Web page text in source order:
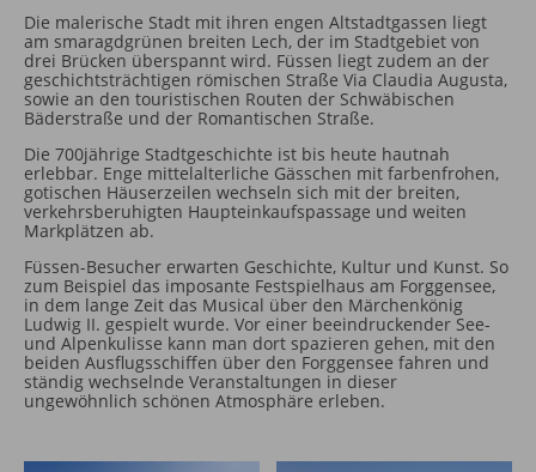
Die malerische Stadt mit ihren engen Altstadtgassen liegt
am smaragdgrünen breiten Lech, der im Stadtgebiet von
drei Brücken überspannt wird. Füssen liegt zudem an der
geschichtsträchtigen römischen Straße Via Claudia Augusta,
sowie an den touristischen Routen der Schwäbischen
Bäderstraße und der Romantischen Straße.
Die 700jährige Stadtgeschichte ist bis heute hautnah
erlebbar. Enge mittelalterliche Gässchen mit farbenfrohen,
gotischen Häuserzeilen wechseln sich mit der breiten,
verkehrsberuhigten Haupteinkaufspassage und weiten
Markplätzen ab.
Füssen-Besucher erwarten Geschichte, Kultur und Kunst. So
zum Beispiel das imposante Festspielhaus am Forggensee,
in dem lange Zeit das Musical über den Märchenkönig
Ludwig II. gespielt wurde. Vor einer beeindruckender See-
und Alpenkulisse kann man dort spazieren gehen, mit den
beiden Ausflugsschiffen über den Forggensee fahren und
ständig wechselnde Veranstaltungen in dieser
ungewöhnlich schönen Atmosphäre erleben.